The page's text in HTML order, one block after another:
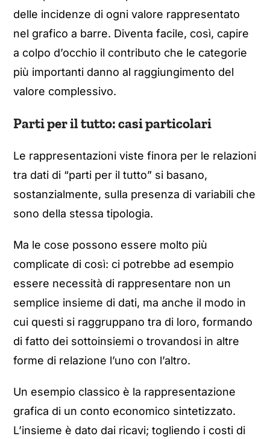
delle incidenze di ogni valore rappresentato
nel grafico a barre. Diventa facile, così, capire
a colpo d’occhio il contributo che le categorie
più importanti danno al raggiungimento del
valore complessivo.
Parti per il tutto: casi particolari
Le rappresentazioni viste finora per le relazioni
tra dati di “parti per il tutto” si basano,
sostanzialmente, sulla presenza di variabili che
sono della stessa tipologia.
Ma le cose possono essere molto più
complicate di così: ci potrebbe ad esempio
essere necessità di rappresentare non un
semplice insieme di dati, ma anche il modo in
cui questi si raggruppano tra di loro, formando
di fatto dei sottoinsiemi o trovandosi in altre
forme di relazione l’uno con l’altro.
Un esempio classico è la rappresentazione
grafica di un conto economico sintetizzato.
L’insieme è dato dai ricavi; togliendo i costi di